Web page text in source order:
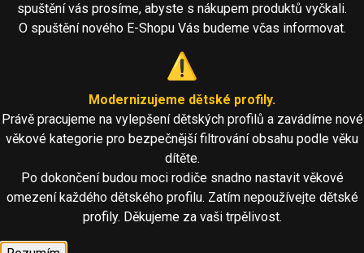
spuštění vás prosíme, abyste s nákupem produktů vyčkali.
O spuštění nového E-Shopu Vás budeme včas informovat.
⚠️
Modernizujeme dětské profily.
Právě pracujeme na vylepšení dětských profilů a zavádíme nové
věkové kategorie pro bezpečnější filtrování obsahu podle věku
dítěte.
Po dokončení budou moci rodiče snadno nastavit věkové
omezení každého dětského profilu. Zatím nepoužívejte dětské
profily. Děkujeme za vaši trpělivost.